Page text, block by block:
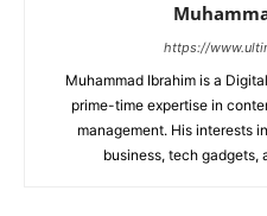
https://
Muhammad Ibrahim is a
prime-time expertise in
management. His interests
business, tech